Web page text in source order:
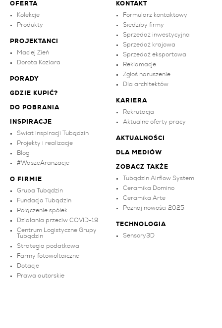
OFERTA
Kolekcje
Produkty
PROJEKTANCI
Maciej Zień
Dorota Koziara
PORADY
GDZIE KUPIĆ?
DO POBRANIA
INSPIRACJE
Świat inspiracji Tubądzin
Projekty i realizacje
Blog
#WaszeAranżacje
O FIRMIE
Grupa Tubądzin
Fundacja Tubądzin
Połączenie spółek
Działania przeciw COVID-19
Centrum Logistyczne Grupy
Tubądzin
Strategia podatkowa
Farmy fotowoltaiczne
Dotacje
Prawa autorskie
KONTAKT
Formularz kontaktowy
Siedziby firmy
Sprzedaż inwestycyjna
Sprzedaż krajowa
Sprzedaż eksportowa
Reklamacje
Zgłoś naruszenie
Dla architektów
KARIERA
Rekrutacja
Aktualne oferty pracy
AKTUALNOŚCI
DLA MEDIÓW
ZOBACZ TAKŻE
Tubądzin Airflow System
Ceramika Domino
Ceramika Arte
Poznaj nowości 2025
TECHNOLOGIA
Sensory3D